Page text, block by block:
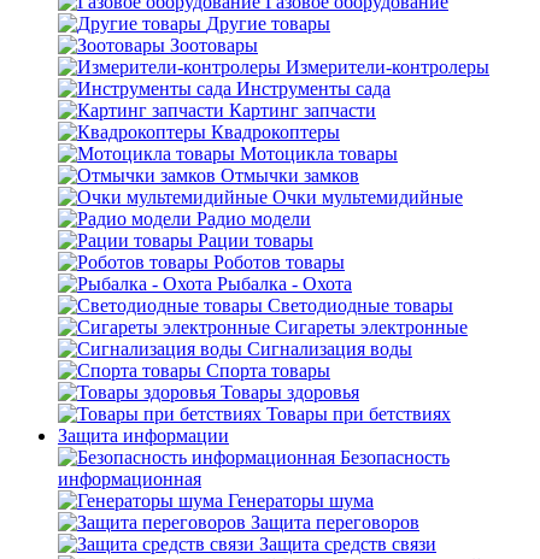
Другие товары
Зоотовары
Измерители-контролеры
Инструменты сада
Картинг запчасти
Квадрокоптеры
Мотоцикла товары
Отмычки замков
Очки мультемидийные
Радио модели
Рации товары
Роботов товары
Рыбалка - Охота
Светодиодные товары
Сигареты электронные
Сигнализация воды
Спорта товары
Товары здоровья
Товары при бетствиях
Защита информации
Безопасность
информационная
Генераторы шума
Защита переговоров
Защита средств связи